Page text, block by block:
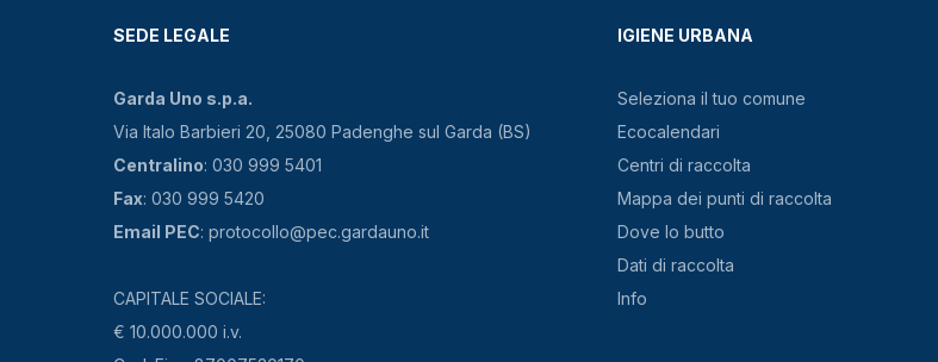
SEDE LEGALE
Garda Uno s.p.a.
Via Italo Barbieri 20, 25080 Padenghe sul Garda (BS)
Centralino: 030 999 5401
Fax: 030 999 5420
Email PEC: protocollo@pec.gardauno.it
CAPITALE SOCIALE:
€ 10.000.000 i.v.
IGIENE URBANA
Seleziona il tuo comune
Ecocalendari
Centri di raccolta
Mappa dei punti di raccolta
Dove lo butto
Dati di raccolta
Info